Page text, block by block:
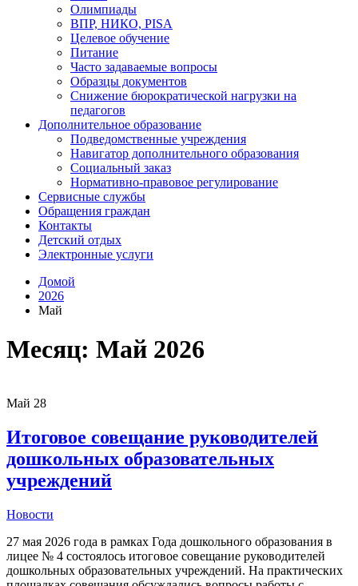
Олимпиады
ВПР, НИКО, PISA
Целевое обучение
Питание
Часто задаваемые вопросы
Образцы документов
Снижение бюрократической нагрузки на
педагогов
Дополнительное образование
Подведомственные учреждения
Навигатор дополнительного образования
Социальный заказ
Нормативно-правовое регулирование
Сервисные службы
Обращения граждан
Контакты
Детский отдых
Электронные услуги
Домой
2026
Май
Месяц: Май 2026
Май 28
Итоговое совещание руководителей
дошкольных образовательных
учреждений
Новости
27 мая 2026 года в рамках Года дошкольного образования в
лицее № 4 состоялось итоговое совещание руководителей
дошкольных образовательных учреждений. На практических